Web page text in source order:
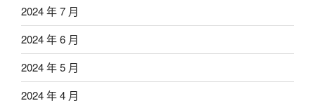
2024 年 7 月
2024 年 6 月
2024 年 5 月
2024 年 4 月